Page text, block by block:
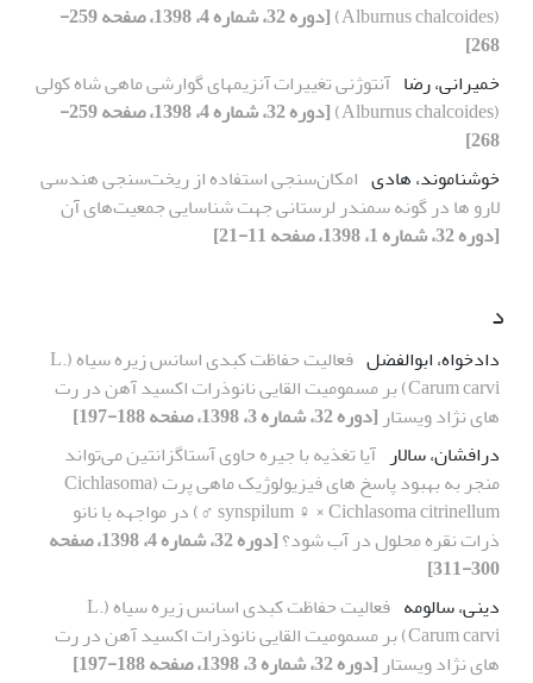
(Alburnus chalcoides)
[دوره 32، شماره 4، 1398، صفحه 259-
268]
خمیرانی، رضا آنتوژنی تغییرات آنزیمهای گوارشی ماهی شاه کولی
(Alburnus chalcoides)
[دوره 32، شماره 4، 1398، صفحه 259-
268]
خوشناموند، هادی امکان‌سنجی استفاده از ریخت‌سنجی هندسی
لارو‌ ها در گونه سمندر لرستانی جهت شناسایی جمعیت‌های آن
[دوره 32، شماره 1، 1398، صفحه 11-21]
د
دادخواه، ابوالفضل
فعالیت حفاظت کبدی اسانس زیره سیاه (L.
Carum carvi) بر مسمومیت القایی نانوذرات اکسید آهن در رت
های نژاد ویستار [دوره 32، شماره 3، 1398، صفحه 188-197]
درافشان، سالار آیا تغذیه با جیره حاوی آستاگزانتین می‌تواند
منجر به بهبود پاسخ های فیزیولوژیک ماهی پرت (Cichlasoma
synspilum ♀ × Cichlasoma citrinellum ♂) در مواجهه با نانو
ذرات نقره محلول در آب شود؟
[دوره 32، شماره 4، 1398، صفحه
300-311]
دینی، سالومه
فعالیت حفاظت کبدی اسانس زیره سیاه (L.
Carum carvi) بر مسمومیت القایی نانوذرات اکسید آهن در رت
های نژاد ویستار [دوره 32، شماره 3، 1398، صفحه 188-197]